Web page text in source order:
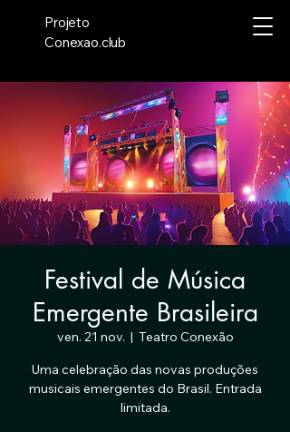
Projeto
Conexao.club
Festival de Música
Emergente Brasileira
ven. 21 nov.
  |
Teatro Conexão
Uma celebração das novas produções
musicais emergentes do Brasil. Entrada
limitada.